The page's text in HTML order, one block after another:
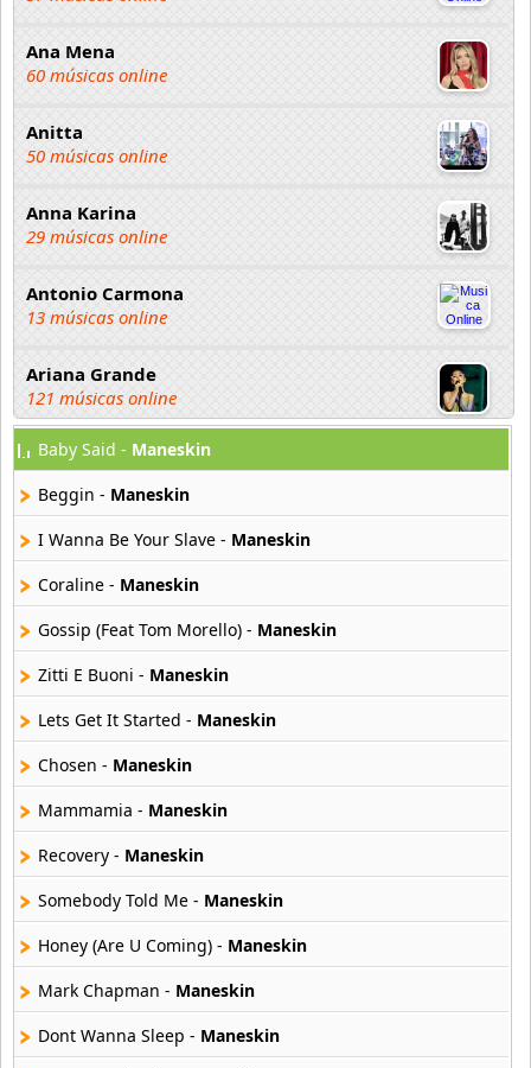
Ana Mena
60 músicas online
Anitta
50 músicas online
Anna Karina
29 músicas online
Antonio Carmona
13 músicas online
Ariana Grande
121 músicas online
Aselin Debison
25 músicas online
Asmir Young
36 músicas online
44 músicas online
B J Thomas
18 músicas online
Bellakath
27 músicas online
Benson Boone
16 músicas online
Beret
50 músicas online
Big Time Rush
14 músicas online
Baby Said - Maneskin
Beggin - Maneskin
I Wanna Be Your Slave - Maneskin
Coraline - Maneskin
Gossip (Feat Tom Morello) - Maneskin
Zitti E Buoni - Maneskin
Lets Get It Started - Maneskin
Chosen - Maneskin
Mammamia - Maneskin
Recovery - Maneskin
Somebody Told Me - Maneskin
Honey (Are U Coming) - Maneskin
Mark Chapman - Maneskin
Dont Wanna Sleep - Maneskin